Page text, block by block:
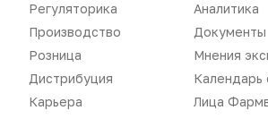
Воспроизведение материалов допускается
автора используемых материалов и
Pharmvestnik.ru как на источник
гиперссылкой на сайт
Регуляторика
Производство
Розница
Дистрибуция
Карьера
Аналитика
Документы
Мнения
Календарь
Лица